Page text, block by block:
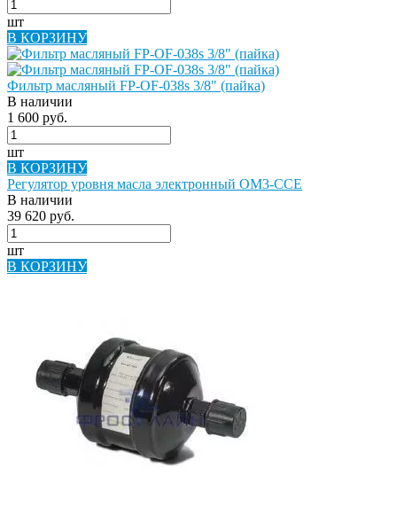
шт
В КОРЗИНУ
Фильтр масляный FP-OF-038s 3/8" (пайка)
В наличии
1 600 руб.
шт
В КОРЗИНУ
Регулятор уровня масла электронный OM3-CCE
В наличии
39 620 руб.
шт
В КОРЗИНУ